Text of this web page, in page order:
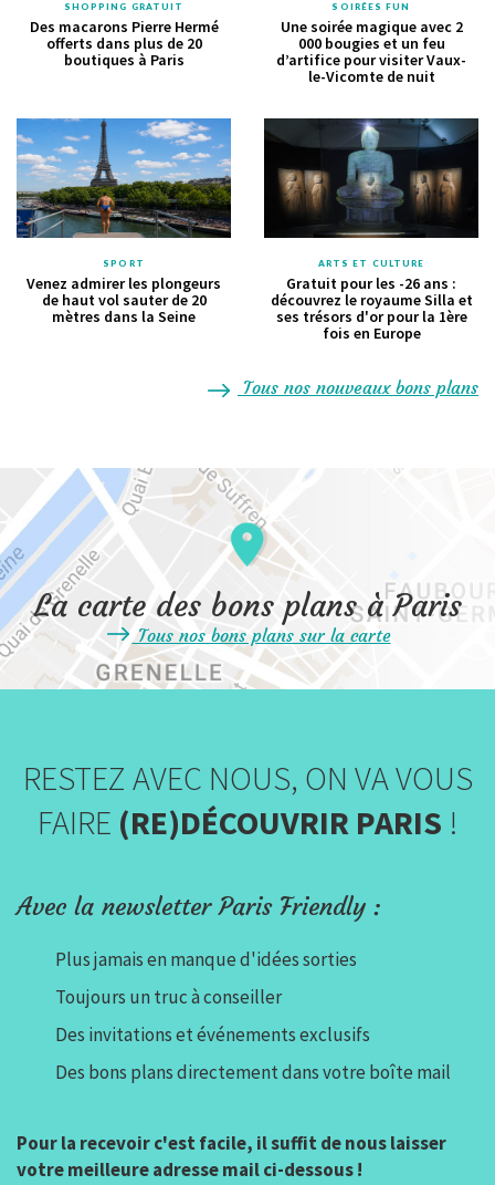
SHOPPING GRATUIT
Des macarons Pierre Hermé
offerts dans plus de 20
boutiques à Paris
SOIRÉES FUN
Une soirée magique avec 2
000 bougies et un feu
d’artifice pour visiter Vaux-
le-Vicomte de nuit
SPORT
Venez admirer les plongeurs
de haut vol sauter de 20
mètres dans la Seine
ARTS ET CULTURE
Gratuit pour les -26 ans :
découvrez le royaume Silla et
ses trésors d'or pour la 1ère
fois en Europe
Tous nos nouveaux bons plans
La carte des bons plans à Paris
Tous nos bons plans sur la carte
RESTEZ AVEC NOUS, ON VA VOUS
FAIRE (RE)DÉCOUVRIR PARIS !
Avec la newsletter Paris Friendly :
Plus jamais en manque d'idées sorties
Toujours un truc à conseiller
Des invitations et événements exclusifs
Des bons plans directement dans votre boîte mail
Pour la recevoir c'est facile, il suffit de nous laisser
votre meilleure adresse mail ci-dessous !